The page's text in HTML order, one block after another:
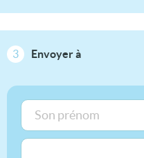
3 Envoyer à